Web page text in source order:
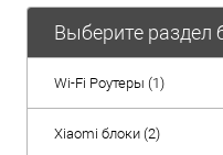
Выберите раздел
Wi-Fi Роутеры (1)
Xiaomi блоки (2)